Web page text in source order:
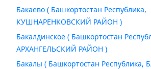
Бакаево ( Башкортостан Республика,
КУШНАРЕНКОВСКИЙ РАЙОН )
Бакалдинское ( Башкортостан
АРХАНГЕЛЬСКИЙ РАЙОН )
Бакалы ( Башкортостан